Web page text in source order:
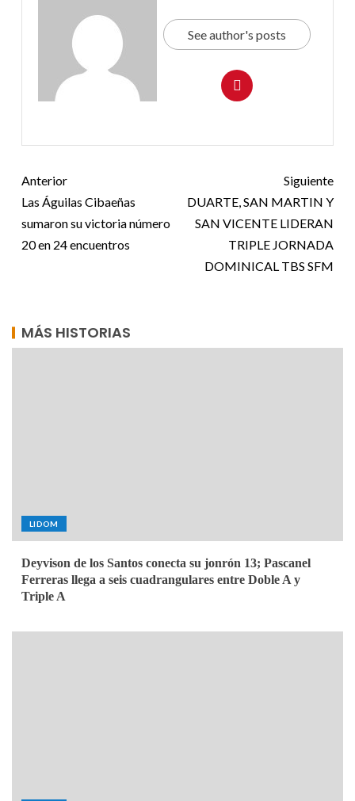
See author's posts
Anterior
Las Águilas Cibaeñas
sumaron su victoria número
20 en 24 encuentros
Siguiente
DUARTE, SAN MARTIN Y
SAN VICENTE LIDERAN
TRIPLE JORNADA
DOMINICAL TBS SFM
MÁS HISTORIAS
LIDOM
Deyvison de los Santos conecta su jonrón 13; Pascanel
Ferreras llega a seis cuadrangulares entre Doble A y
Triple A